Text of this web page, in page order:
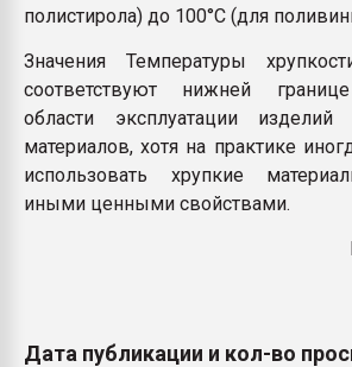
полистирола) до 100°С (для
Значения Температуры
соответствуют нижней
области эксплуатации
материалов, хотя на практике
использовать хрупкие
иными ценными свойствами.
Дата публикации и кол-во